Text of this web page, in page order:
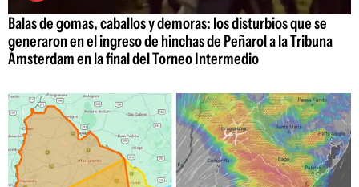
Balas de gomas, caballos y demoras: los disturbios que se
generaron en el ingreso de hinchas de Peñarol a la Tribuna
Ámsterdam en la final del Torneo Intermedio